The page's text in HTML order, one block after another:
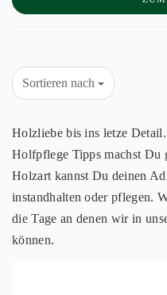
Sortieren nach
Holzliebe bis ins letze
Holfpflege Tipps machst Du
Holzart kannst Du deinen
instandhalten oder pflegen.
die Tage an denen wir in
können.